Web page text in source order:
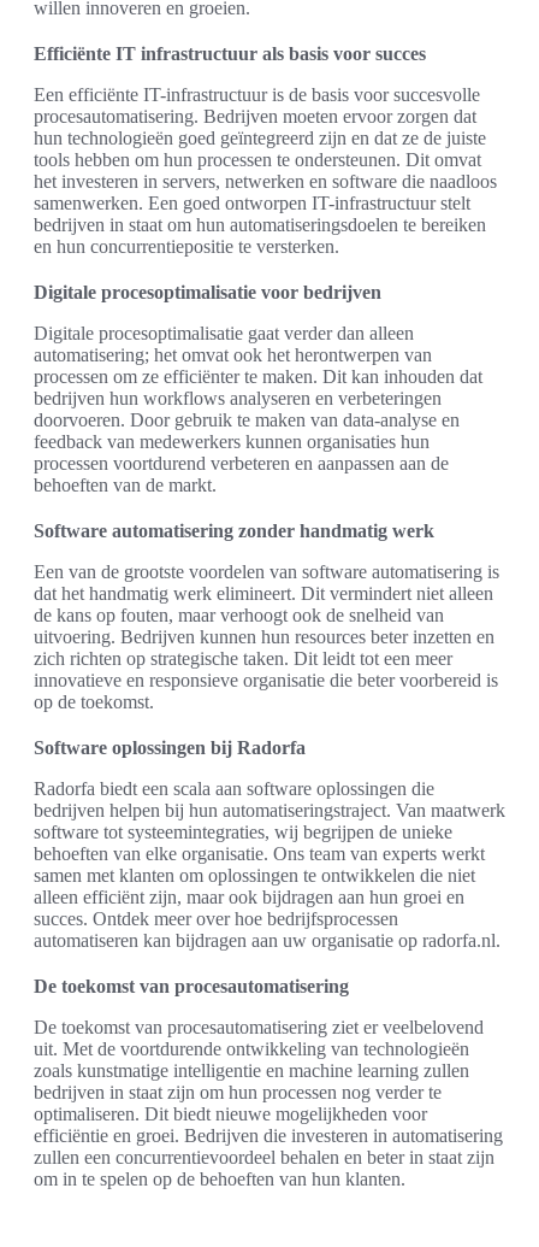
willen innoveren en groeien.
Efficiënte IT infrastructuur als basis voor succes
Een efficiënte IT-infrastructuur is de basis voor succesvolle
procesautomatisering. Bedrijven moeten ervoor zorgen dat
hun technologieën goed geïntegreerd zijn en dat ze de juiste
tools hebben om hun processen te ondersteunen. Dit omvat
het investeren in servers, netwerken en software die naadloos
samenwerken. Een goed ontworpen IT-infrastructuur stelt
bedrijven in staat om hun automatiseringsdoelen te bereiken
en hun concurrentiepositie te versterken.
Digitale procesoptimalisatie voor bedrijven
Digitale procesoptimalisatie gaat verder dan alleen
automatisering; het omvat ook het herontwerpen van
processen om ze efficiënter te maken. Dit kan inhouden dat
bedrijven hun workflows analyseren en verbeteringen
doorvoeren. Door gebruik te maken van data-analyse en
feedback van medewerkers kunnen organisaties hun
processen voortdurend verbeteren en aanpassen aan de
behoeften van de markt.
Software automatisering zonder handmatig werk
Een van de grootste voordelen van software automatisering is
dat het handmatig werk elimineert. Dit vermindert niet alleen
de kans op fouten, maar verhoogt ook de snelheid van
uitvoering. Bedrijven kunnen hun resources beter inzetten en
zich richten op strategische taken. Dit leidt tot een meer
innovatieve en responsieve organisatie die beter voorbereid is
op de toekomst.
Software oplossingen bij Radorfa
Radorfa biedt een scala aan software oplossingen die
bedrijven helpen bij hun automatiseringstraject. Van maatwerk
software tot systeemintegraties, wij begrijpen de unieke
behoeften van elke organisatie. Ons team van experts werkt
samen met klanten om oplossingen te ontwikkelen die niet
alleen efficiënt zijn, maar ook bijdragen aan hun groei en
succes. Ontdek meer over hoe bedrijfsprocessen
automatiseren kan bijdragen aan uw organisatie op radorfa.nl.
De toekomst van procesautomatisering
De toekomst van procesautomatisering ziet er veelbelovend
uit. Met de voortdurende ontwikkeling van technologieën
zoals kunstmatige intelligentie en machine learning zullen
bedrijven in staat zijn om hun processen nog verder te
optimaliseren. Dit biedt nieuwe mogelijkheden voor
efficiëntie en groei. Bedrijven die investeren in automatisering
zullen een concurrentievoordeel behalen en beter in staat zijn
om in te spelen op de behoeften van hun klanten.